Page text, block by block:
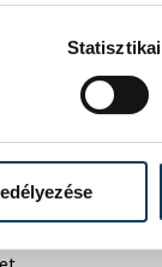
Statisztikai
Szanyi Brigitta